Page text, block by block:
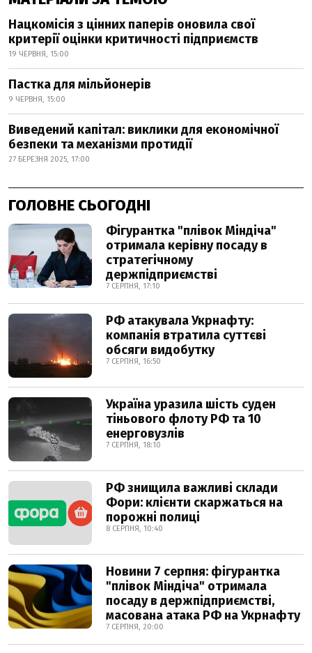
Нацкомісія з цінних паперів оновила свої
критерії оцінки критичності підприємств
19 ЧЕРВНЯ, 15:00
Пастка для мільйонерів
9 ЧЕРВНЯ, 15:00
Виведений капітал: виклики для економічної
безпеки та механізми протидії
27 БЕРЕЗНЯ 2025, 17:00
ГОЛОВНЕ СЬОГОДНІ
Фігурантка "плівок Міндіча"
отримала керівну посаду в
стратегічному
держпідприємстві
7 СЕРПНЯ, 17:10
РФ атакувала Укрнафту:
компанія втратила суттєві
обсяги видобутку
7 СЕРПНЯ, 16:50
Україна уразила шість суден
тіньового флоту РФ та 10
енерговузлів
7 СЕРПНЯ, 18:10
РФ знищила важливі склади
Фори: клієнти скаржаться на
порожні полиці
8 СЕРПНЯ, 10:40
Новини 7 серпня: фігурантка
"плівок Міндіча" отримала
посаду в держпідприємстві,
масована атака РФ на Укрнафту
7 СЕРПНЯ, 20:00